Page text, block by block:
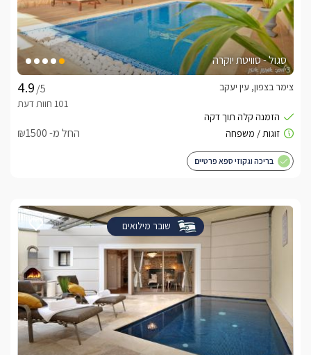
סגול - סוויטת יוקרה
/5
צימר בצפון, עין יעקב
החל מ- ₪1500
בריכה וגקוזי ספא פרטיים
שובר מילואים